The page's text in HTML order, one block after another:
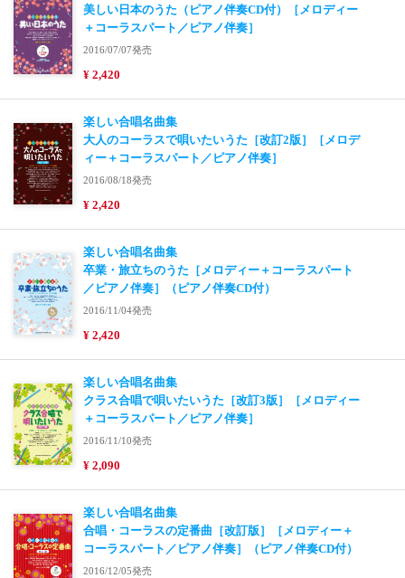
美しい日本のうた（ピアノ伴奏CD付）［メロディー
＋コーラスパート／ピアノ伴奏］
2016/07/07発売
¥ 2,420
楽しい合唱名曲集
大人のコーラスで唄いたいうた［改訂2版］［メロデ
ィー＋コーラスパート／ピアノ伴奏］
2016/08/18発売
¥ 2,420
楽しい合唱名曲集
卒業・旅立ちのうた［メロディー＋コーラスパート
／ピアノ伴奏］（ピアノ伴奏CD付）
2016/11/04発売
¥ 2,420
楽しい合唱名曲集
クラス合唱で唄いたいうた［改訂3版］［メロディー
＋コーラスパート／ピアノ伴奏］
2016/11/10発売
¥ 2,090
楽しい合唱名曲集
合唱・コーラスの定番曲［改訂版］［メロディー＋
コーラスパート／ピアノ伴奏］（ピアノ伴奏CD付）
2016/12/05発売